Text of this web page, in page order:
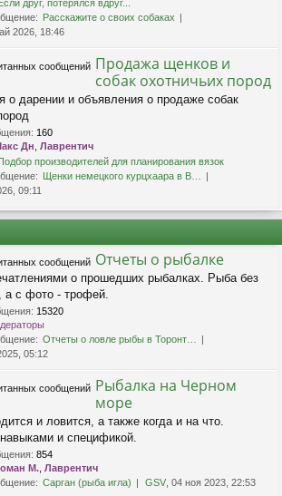
друг, потерялся вдруг...
Расскажите о своих собаках
2026, 18:46
Продажа щенков и
собак охотничьих пород
о дарении и объявления о продаже собак
: 160
Дн Лаврентич
производителей для планирования вязок
Щенки немецкого курцхаара в В…
09:11
Отчеты о рыбалке
о прошедших рыбалках. Рыба без
с фото - трофей.
: 15320
Отчеты о ловле рыбы в Торонт…
05:12
Рыбалка на Черном
море
и ловится, а также когда и на что.
и спецификой.
: 854
М. Лаврентич
Сарган (рыба игла) GSV , 04 ноя 2023, 22:53